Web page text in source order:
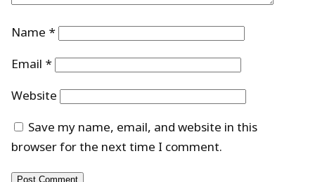
Name *
Email *
Website
Save my name, email, and website in this
browser for the next time I comment.